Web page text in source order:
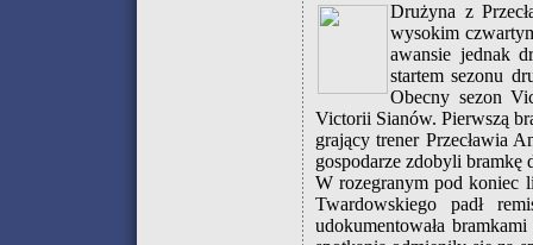
Drużyna z
wysokim
awansie jednak
startem sezonu
Obecny sezon
Victorii Sianów. Pierwszą
grający trener Przecławia
gospodarze zdobyli bramkę
W rozegranym pod koniec
Twardowskiego padł
udokumentowała